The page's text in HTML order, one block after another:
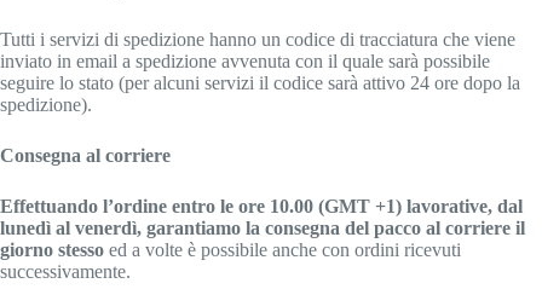
Tutti i servizi di spedizione hanno un codice di tracciatura che viene
inviato in email a spedizione avvenuta con il quale sarà possibile
seguire lo stato (per alcuni servizi il codice sarà attivo 24 ore dopo la
spedizione).
Consegna al corriere
Effettuando l’ordine entro le ore 10.00 (GMT +1) lavorative, dal
lunedì al venerdì, garantiamo la consegna del pacco al corriere il
giorno stesso ed a volte è possibile anche con ordini ricevuti
successivamente.